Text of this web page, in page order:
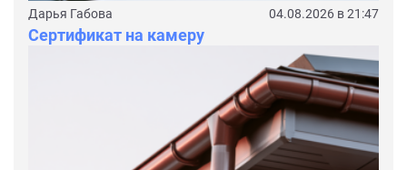
Дарья Габова 04.08.2026 в 21:47
Сертификат на камеру